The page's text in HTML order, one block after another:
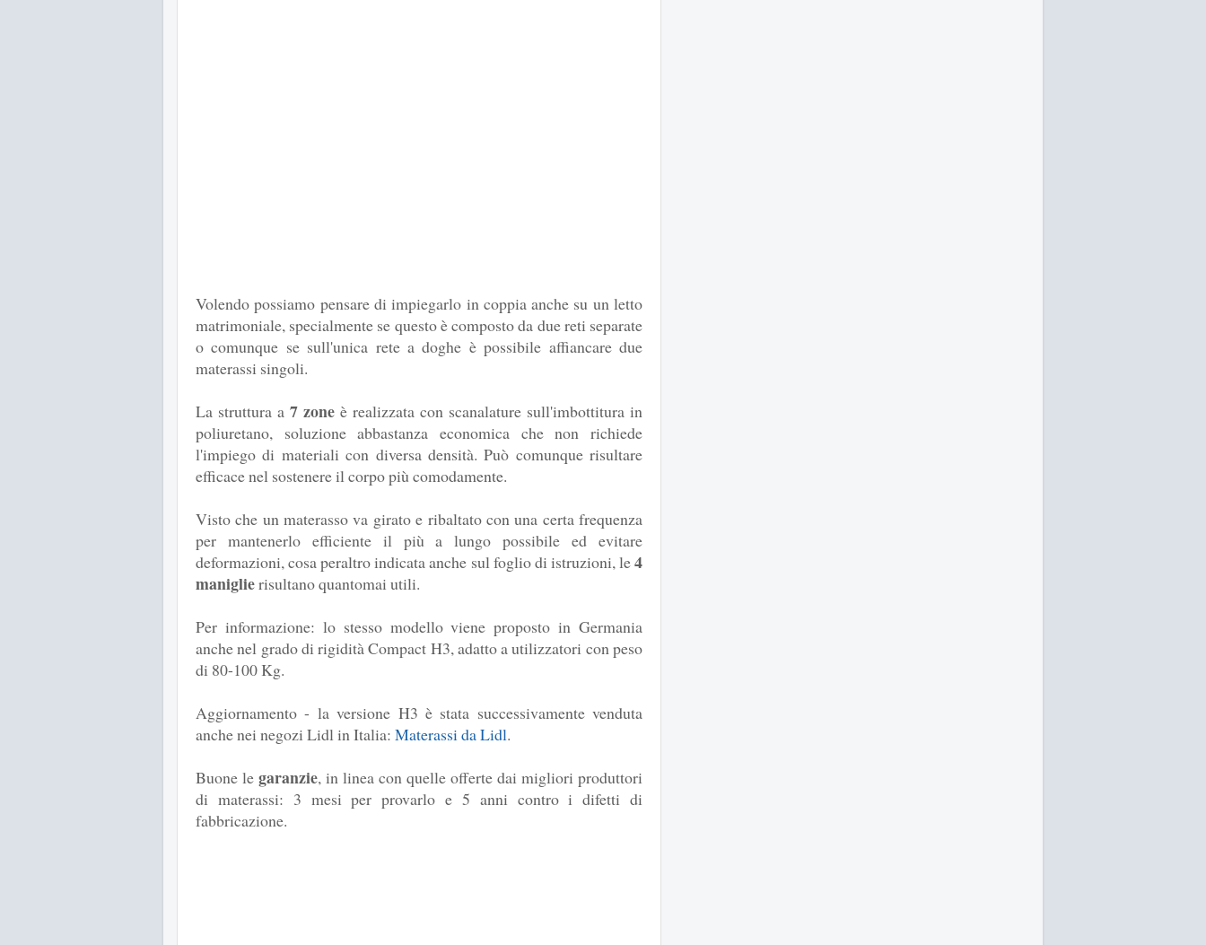
Volendo possiamo pensare di impiegarlo in coppia anche su un letto
matrimoniale, specialmente se questo è composto da due reti separate
o comunque se sull'unica rete a doghe è possibile affiancare due
materassi singoli.
La struttura a 7 zone è realizzata con scanalature sull'imbottitura in
poliuretano, soluzione abbastanza economica che non richiede
l'impiego di materiali con diversa densità. Può comunque risultare
efficace nel sostenere il corpo più comodamente.
Visto che un materasso va girato e ribaltato con una certa frequenza
per mantenerlo efficiente il più a lungo possibile ed evitare
deformazioni, cosa peraltro indicata anche sul foglio di istruzioni, le4
maniglierisultano quantomai utili.
Per informazione: lo stesso modello viene proposto in Germania
anche nel grado di rigidità Compact H3, adatto a utilizzatori con peso
di 80-100 Kg.
Aggiornamento - la versione H3 è stata successivamente venduta
anche nei negozi Lidl in Italia: Materassi da Lidl.
Buone le garanzie, in linea con quelle offerte dai migliori produttori
di materassi: 3 mesi per provarlo e 5 anni contro i difetti di
fabbricazione.